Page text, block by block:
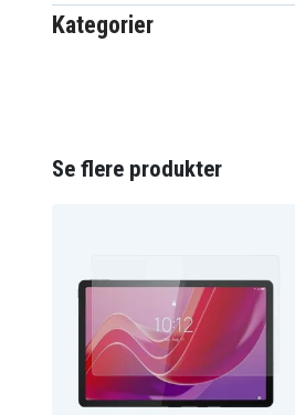
Materiale: Herdet glass
Tykkelse: 0,3mm
Produkttype
Materiale
Kategorier
Se flere produkter